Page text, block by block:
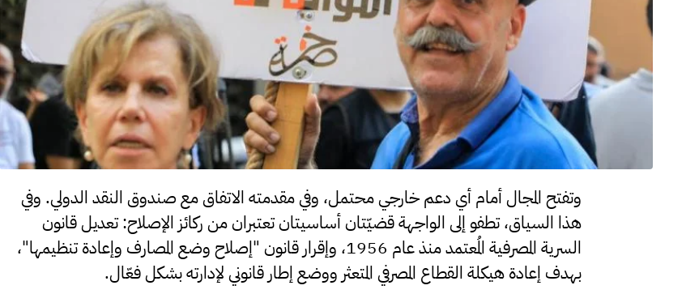
وتفتح المجال أمام أي دعم خارجي محتمل، وفي مقدمته الاتفاق مع صندوق النقد الدولي. وفي
هذا السياق، تطفو إلى الواجهة قضيّتان أساسيتان تعتبران من ركائز الإصلاح: تعديل قانون
السرية المصرفية المُعتمد منذ عام 1956، وإقرار قانون "إصلاح وضع المصارف وإعادة تنظيمها"،
بهدف إعادة هيكلة القطاع المصرفي المتعثر ووضع إطار قانوني لإدارته بشكل فعّال.